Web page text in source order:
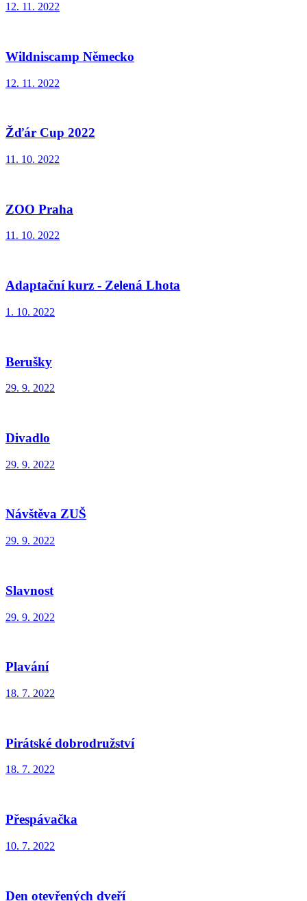
12. 11. 2022
Wildniscamp Německo
12. 11. 2022
Žďár Cup 2022
11. 10. 2022
ZOO Praha
11. 10. 2022
Adaptační kurz - Zelená Lhota
1. 10. 2022
Berušky
29. 9. 2022
Divadlo
29. 9. 2022
Návštěva ZUŠ
29. 9. 2022
Slavnost
29. 9. 2022
Plavání
18. 7. 2022
Pirátské dobrodružství
18. 7. 2022
Přespávačka
10. 7. 2022
Den otevřených dveří